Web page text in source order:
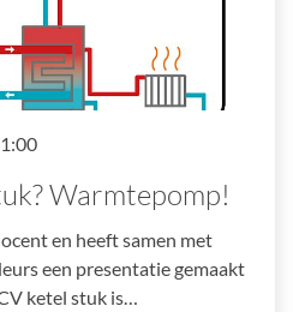
Warmtepomp!
en heeft samen met
een presentatie gemaakt
ketel stuk is…